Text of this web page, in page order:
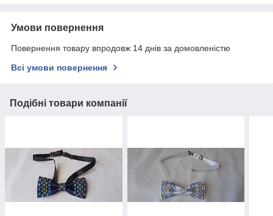
Умови повернення
Повернення товару впродовж 14 днів за домовленістю
Всі умови повернення
Подібні товари компанії